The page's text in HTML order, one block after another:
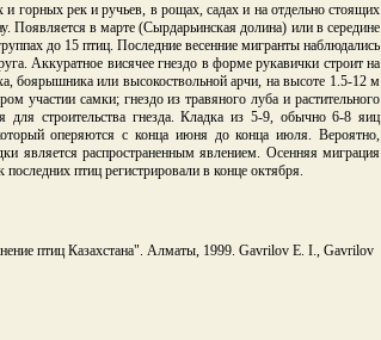
горных рек и ручьев, в рощах, садах и на отдельно стоящих
Появляется в марте (Сырдарьинская долина) или в середине
до 15 птиц. Последние весенние мигранты наблюдались
Аккуратное висячее гнездо в форме рукавички строит на
боярышника или высокоствольной арчи, на высоте 1.5-12 м
участии самки; гнездо из травяного луба и растительного
для строительства гнезда. Кладка из 5-9, обычно 6-8 яиц
оперяются с конца июня до конца июля. Вероятно,
является распространенным явлением. Осенняя миграция
птиц регистрировали в конце октября.
птиц Казахстана". Алматы, 1999. Gavrilov E. I., Gavrilov